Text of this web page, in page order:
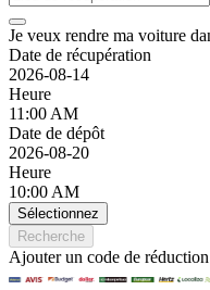
Je veux rendre ma voiture
Date de récupération
2026-08-14
Heure
11:00 AM
Date de dépôt
2026-08-20
Heure
10:00 AM
Sélectionnez
Recherche
Ajouter un code de